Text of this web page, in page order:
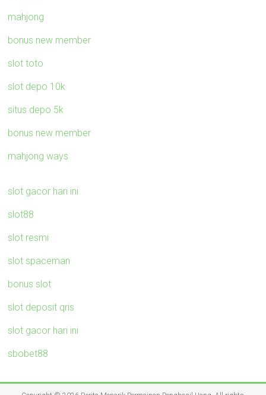
mahjong
bonus new member
slot toto
slot depo 10k
situs depo 5k
bonus new member
mahjong ways
slot gacor hari ini
slot88
slot resmi
slot spaceman
bonus slot
slot deposit qris
slot gacor hari ini
sbobet88